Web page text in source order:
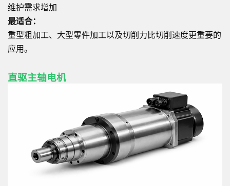
维护需求增加
最适合：
重型粗加工、大型零件加工以及切削力比切削速度更重要的
应用。
直驱主轴电机